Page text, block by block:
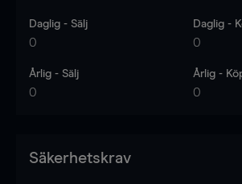
Daglig - Sälj
0
Daglig -
0
Årlig - Sälj
0
Årlig -
0
Säkerhetskrav